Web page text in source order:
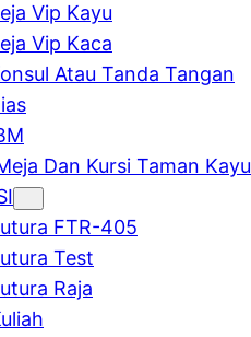
Vip Kayu
Vip Kaca
Atau Tanda Tangan
Dan Kursi Taman Kayu
FTR-405
Test
Raja